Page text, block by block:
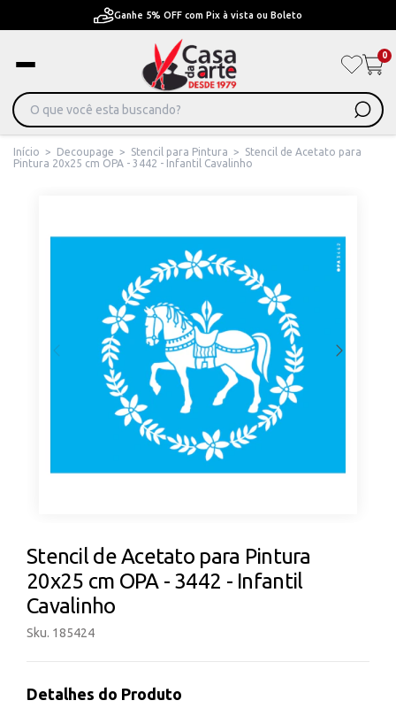
Pague em Até 6x sem juros ou ate 12x com juros
0
Início > Decoupage > Stencil para Pintura >
Stencil de Acetato para
Pintura 20x25 cm OPA - 3442 - Infantil Cavalinho
Stencil de Acetato para Pintura
20x25 cm OPA - 3442 - Infantil
Cavalinho
Sku. 185424
Detalhes do Produto